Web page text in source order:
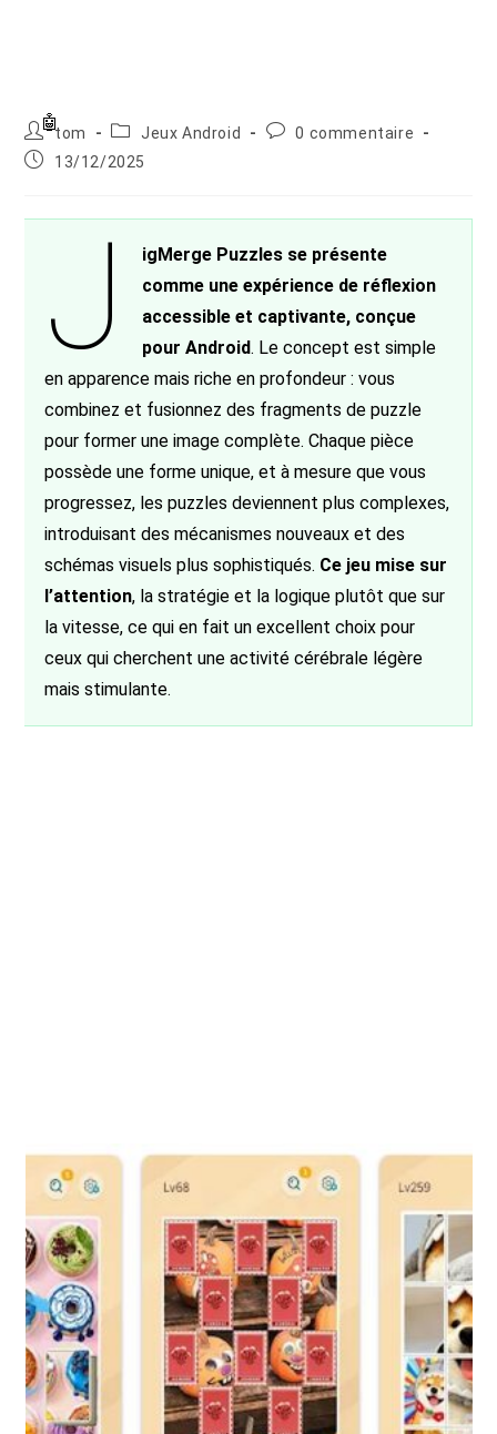
Auteur/autrice
de
la
tom
PostJeux Android
Commentaires
0 commentaire
Publication
13/12/2025
J
igMerge Puzzles se présente
comme une expérience de réflexion
accessible et captivante, conçue
pour Android. Le concept est simple
en apparence mais riche en profondeur : vous
combinez et fusionnez des fragments de puzzle
pour former une image complète. Chaque pièce
possède une forme unique, et à mesure que vous
progressez, les puzzles deviennent plus complexes,
introduisant des mécanismes nouveaux et des
schémas visuels plus sophistiqués. Ce jeu mise sur
l’attention, la stratégie et la logique plutôt que sur
la vitesse, ce qui en fait un excellent choix pour
ceux qui cherchent une activité cérébrale légère
mais stimulante.